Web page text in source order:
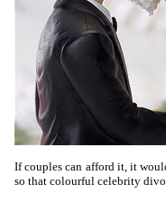
If couples can afford it, it
so that colourful celebrity